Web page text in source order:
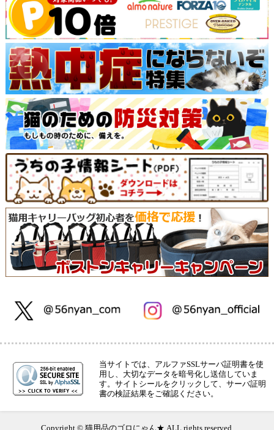
当サイトでは、アルファSSLサーバ証明書を使
用し、大切なデータを暗号化し送信していま
す。サイトシールをクリックして、サーバ証明
書の検証結果をご確認ください。